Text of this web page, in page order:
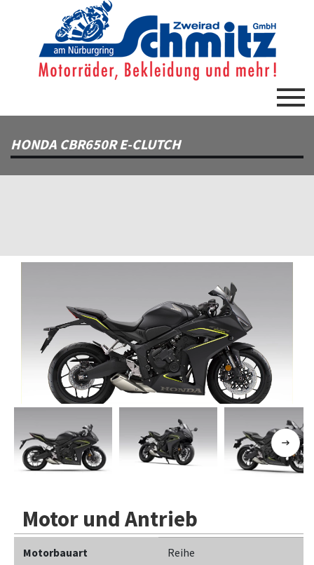
HONDA CBR650R E-CLUTCH
Previous
Motor und Antrieb
Motorbauart Reihe